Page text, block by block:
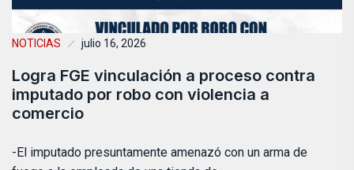
NOTICIAS julio 16, 2026
Logra FGE vinculación a proceso contra
imputado por robo con violencia a
comercio
-El imputado presuntamente amenazó con un arma de